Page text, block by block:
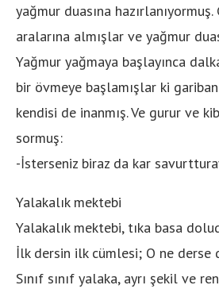
yağmur duasına
aralarına almışlar ve yağmur
Yağmur yağmaya başlayınca
bir övmeye başlamışlar ki
kendisi de inanmış. Ve gurur ve
sormuş:
-İsterseniz biraz da kar
Yalakalık mektebi
Yalakalık mektebi, tıka basa
İlk dersin ilk cümlesi; O ne derse
Sınıf sınıf yalaka, ayrı şekil ve